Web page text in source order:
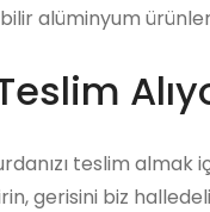
alüminyum
teslim almak
gerisini biz